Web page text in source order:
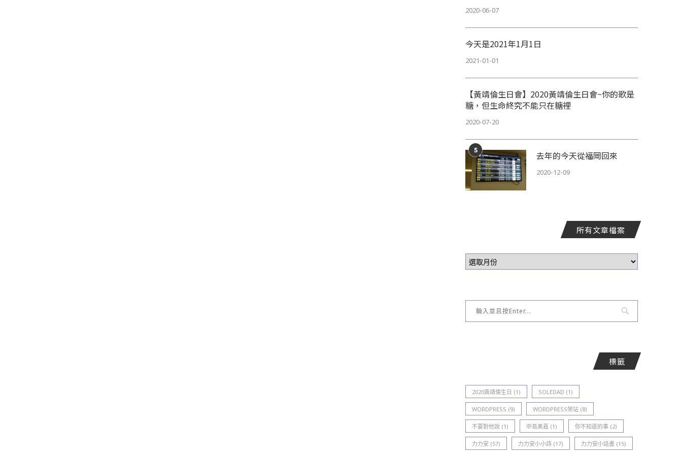
2020-06-07
今天是2021年1月1日
2021-01-01
【黃靖倫生日會】2020黃靖倫生日會~你的歌是
糖，但生命終究不能只在糖裡
2020-07-20
5 去年的今天從福岡回來
2020-12-09
所有文章檔案
標籤
2020黃靖倫生日 (1) SOLEDAD (1)
WORDPRESS (9) WORDPRESS架站 (8)
不要對他說 (1) 中島美嘉 (1) 你不知道的事 (2)
力力安 (57) 力力安小小詩 (17) 力力安小話畫 (15)